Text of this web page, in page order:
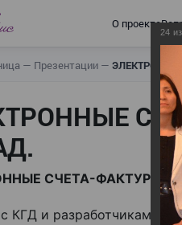
О проекте
— Презентации —
СЧЕТА-ФАКТУРЫ.
КГД и разработчиками
24 из